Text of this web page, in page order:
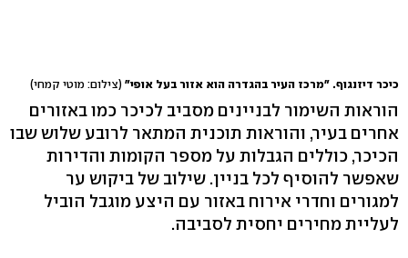
כיכר דיזנגוף. "מרכז העיר בהגדרה הוא אזור בעל אופי" (צילום: מוטי קמחי)
הוראות השימור לבניינים מסביב לכיכר כמו באזורים
אחרים בעיר, והוראות תוכנית המתאר לרובע שלוש שבו
הכיכר, כוללים הגבלות על מספר הקומות והדירות
שאפשר להוסיף לכל בניין. שילוב של ביקוש ער
למגורים וחדרי אירוח באזור עם היצע מוגבל הוביל
לעליית מחירים יחסית לסביבה.